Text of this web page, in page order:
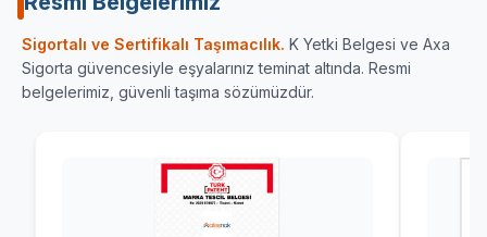
Sigortalı ve Sertifikalı Taşımacılık. K Yetki Belgesi ve Axa
Sigorta güvencesiyle eşyalarınız teminat altında. Resmi
belgelerimiz, güvenli taşıma sözümüzdür.